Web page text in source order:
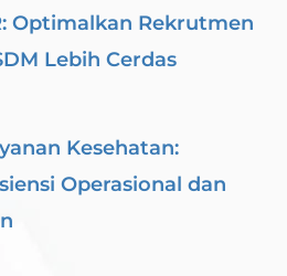
Optimalkan Rekrutmen
Lebih Cerdas
Kesehatan:
Operasional dan